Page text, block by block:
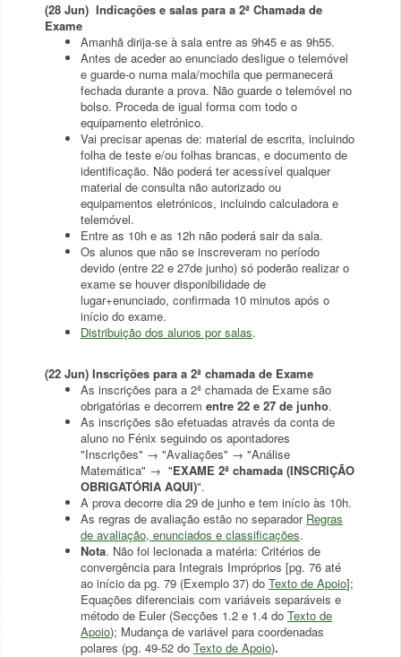
(28 Jun) Indicações e salas para a 2ª Chamada de
Exame
Amanhã dirija-se à sala entre as 9h45 e as 9h55.
Antes de aceder ao enunciado desligue o telemóvel
e guarde-o numa mala/mochila que permanecerá
fechada durante a prova. Não guarde o telemóvel no
bolso. Proceda de igual forma com todo o
equipamento eletrónico.
Vai precisar apenas de: material de escrita, incluindo
folha de teste e/ou folhas brancas, e documento de
identificação. Não poderá ter acessível qualquer
material de consulta não autorizado ou
equipamentos eletrónicos, incluindo calculadora e
telemóvel.
Entre as 10h e as 12h não poderá sair da sala.
Os alunos que não se inscreveram no período
devido (entre 22 e 27de junho) só poderão realizar o
exame se houver disponibilidade de
lugar+enunciado, confirmada 10 minutos após o
início do exame.
Distribuição dos alunos por salas.
(22 Jun) Inscrições para a 2ª chamada de Exame
As inscrições para a 2ª chamada de Exame são
obrigatórias e decorrem entre 22 e 27 de junho.
As inscrições são efetuadas através da conta de
aluno no Fénix seguindo os apontadores
"Inscrições" → "Avaliações" → "Análise
Matemática" → "EXAME 2ª chamada (INSCRIÇÃO
OBRIGATÓRIA AQUI)".
A prova decorre dia 29 de junho e tem início às 10h.
As regras de avaliação estão no separador Regras
de avaliação, enunciados e classificações.
Nota. Não foi lecionada a matéria: Critérios de
convergência para Integrais Impróprios [pg. 76 até
ao início da pg. 79 (Exemplo 37) do Texto de Apoio];
Equações diferenciais com variáveis separáveis e
método de Euler (Secções 1.2 e 1.4 do Texto de
Apoio); Mudança de variável para coordenadas
polares (pg. 49-52 do Texto de Apoio).